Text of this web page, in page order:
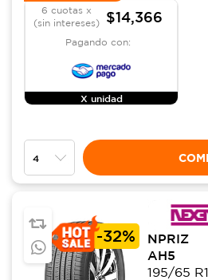
6 cuotas x
(sin intereses)
$14,366
Pagando con:
X unidad
-32%
NPRIZ
AH5
195/65